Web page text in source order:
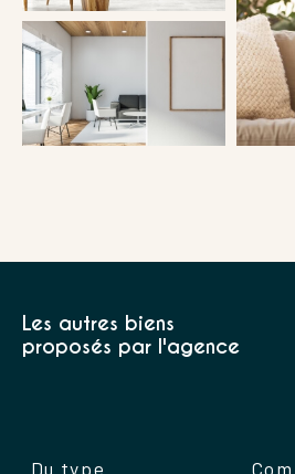
Les autres biens
proposés par l'agence
Du type
Coups de coeur